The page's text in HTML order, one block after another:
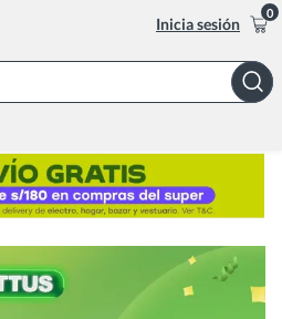
Inicia sesión
0